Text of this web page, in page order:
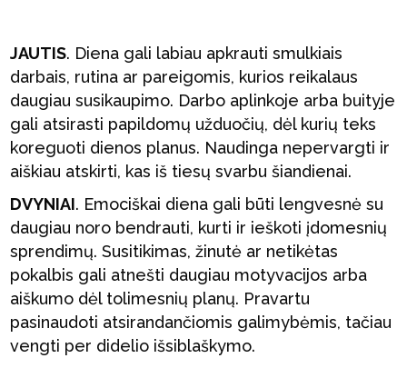
JAUTIS. Diena gali labiau apkrauti smulkiais
darbais, rutina ar pareigomis, kurios reikalaus
daugiau susikaupimo. Darbo aplinkoje arba buityje
gali atsirasti papildomų užduočių, dėl kurių teks
koreguoti dienos planus. Naudinga nepervargti ir
aiškiau atskirti, kas iš tiesų svarbu šiandienai.
DVYNIAI. Emociškai diena gali būti lengvesnė su
daugiau noro bendrauti, kurti ir ieškoti įdomesnių
sprendimų. Susitikimas, žinutė ar netikėtas
pokalbis gali atnešti daugiau motyvacijos arba
aiškumo dėl tolimesnių planų. Pravartu
pasinaudoti atsirandančiomis galimybėmis, tačiau
vengti per didelio išsiblaškymo.